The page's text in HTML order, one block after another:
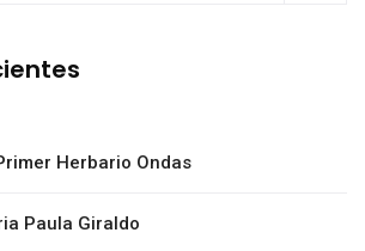
Herbario Ondas
Paula Giraldo